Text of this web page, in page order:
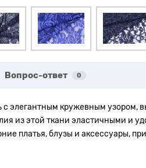
Вопрос-ответ 0
с элегантным кружевным
из этой ткани эластичными
платья, блузы и аксессуары,